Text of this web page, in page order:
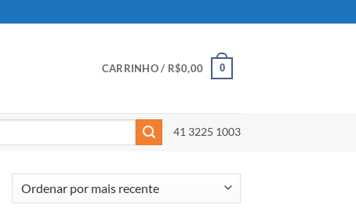
CARRINHO / R$0,00 0
41 3225 1003